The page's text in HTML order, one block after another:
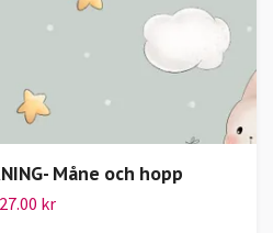
Måne och hopp
27.00 kr